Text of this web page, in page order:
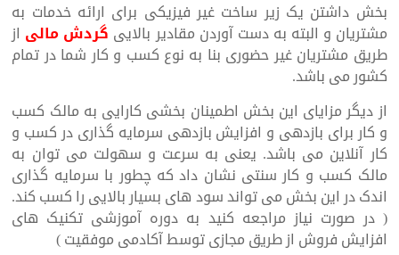
بخش داشتن یک زیر ساخت غیر فیزیکی برای ارائه خدمات به
مشتریان و البته به دست آوردن مقادیر بالایی گردش مالی از
طریق مشتریان غیر حضوری بنا به نوع کسب و کار شما در تمام
کشور می باشد.
از دیگر مزایای این بخش اطمینان بخشی کارایی به مالک کسب
و کار برای بازدهی و افزایش بازدهی سرمایه گذاری در کسب و
کار آنلاین می باشد. یعنی به سرعت و سهولت می توان به
مالک کسب و کار سنتی نشان داد که چطور با سرمایه گذاری
اندک در این بخش می تواند سود های بسیار بالایی را کسب کند.
( در صورت نیاز مراجعه کنید به دوره آموزشی تکنیک های
افزایش فروش از طریق مجازی توسط آکادمی موفقیت )